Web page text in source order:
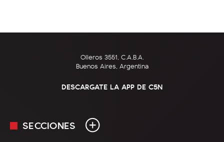
Olleros 3551, C.A.B.A.
Buenos Aires, Argentina
DESCARGATE LA APP DE C5N
SECCIONES